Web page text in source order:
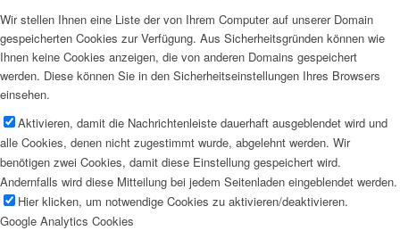
Wir stellen Ihnen eine Liste der von Ihrem Computer auf unserer Domain
gespeicherten Cookies zur Verfügung. Aus Sicherheitsgründen können wie
Ihnen keine Cookies anzeigen, die von anderen Domains gespeichert
werden. Diese können Sie in den Sicherheitseinstellungen Ihres Browsers
einsehen.
Aktivieren, damit die Nachrichtenleiste dauerhaft ausgeblendet wird und
alle Cookies, denen nicht zugestimmt wurde, abgelehnt werden. Wir
benötigen zwei Cookies, damit diese Einstellung gespeichert wird.
Andernfalls wird diese Mitteilung bei jedem Seitenladen eingeblendet werden.
Hier klicken, um notwendige Cookies zu aktivieren/deaktivieren.
Google Analytics Cookies